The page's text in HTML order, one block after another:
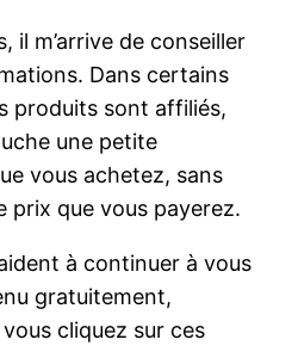
il m’arrive de conseiller
Dans certains
produits sont affiliés,
une petite
vous achetez, sans
prix que vous payerez.
à continuer à vous
gratuitement,
cliquez sur ces